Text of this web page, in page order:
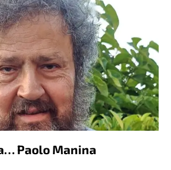
Paolo Manina